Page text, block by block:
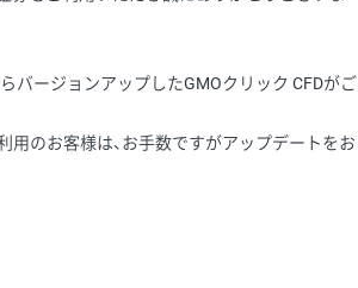
らバージョンアップしたGMOクリック CFDがご
用のお客様は、お手数ですがアップデートをお